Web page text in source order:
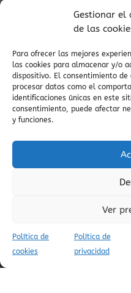
Gestionar el
de las
Para ofrecer las mejores
las cookies para almacenar y/o
dispositivo. El consentimiento
procesar datos como el
identificaciones únicas en este
consentimiento, puede afectar
y funciones.
Ver
Política de
cookies
Política de
privacidad
visitas
espectaculares
viaje espiritual valle del
guiadas viajar a ainsa villa
escondido viajes
en el Pirineo valle salvaje
Ara vistas pirineos Valle
auténticos
AVISO LEGAL Y